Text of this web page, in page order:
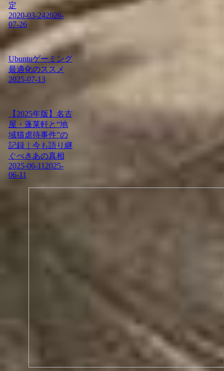
定
2020-03-242026-
07-26
Ubuntuゲーミング
最適化のススメ
2025-07-13
【2025年版】名古
屋・蓬莱軒と“地
域猫虐待事件”の
記録｜今も語り継
ぐべきあの真相
2025-06-11 2025-
06-11